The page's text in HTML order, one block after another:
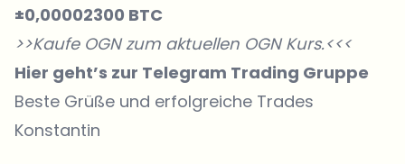
±0,00002300 BTC
>>Kaufe OGN zum aktuellen OGN Kurs.<<<
Hier geht’s zur Telegram Trading Gruppe
Beste Grüße und erfolgreiche Trades
Konstantin